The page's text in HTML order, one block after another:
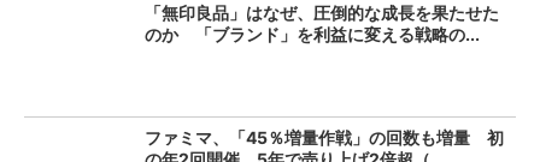
「無印良品」はなぜ、圧倒的な成長を果たせた
のか 「ブランド」を利益に変える戦略の...
ファミマ、「45％増量作戦」の回数も増量 初